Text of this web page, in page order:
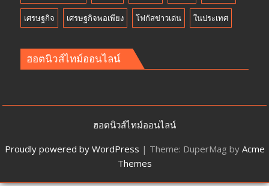
เศรษฐกิจ เศรษฐกิจพอเพียง โฟกัสข่าวเด่น ในประเทศ
ฮอตนิวส์ไทม์ออนไลน์
ฮอตนิวส์ไทม์ออนไลน์
Proudly powered by WordPress | Theme: DuperMag by Acme
Themes